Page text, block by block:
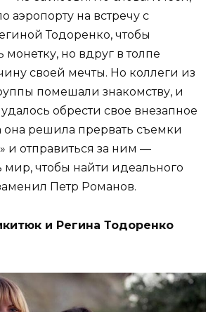
аэропорту на встречу с
Тодоренко, чтобы
монетку, но вдруг в толпе
своей мечты. Но коллеги из
помешали знакомству, и
обрести свое внезапное
она решила прервать съемки
и отправиться за ним —
мир, чтобы найти идеального
Петр Романов.
и Регина Тодоренко